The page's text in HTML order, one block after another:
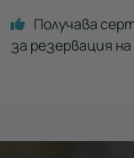
Получава
за резервация